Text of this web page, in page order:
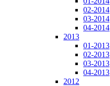
02-2014
03-2014
04-2014
2013
01-2013
02-2013
03-2013
04-2013
2012